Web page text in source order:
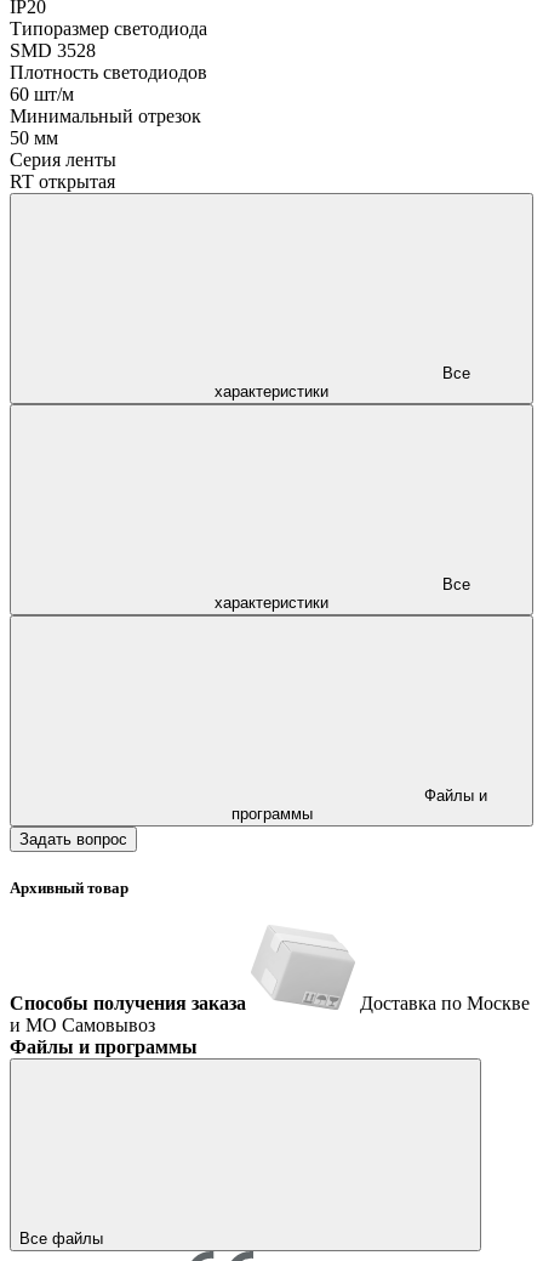
IP20
Типоразмер светодиода
SMD 3528
Плотность светодиодов
60 шт/м
Минимальный отрезок
50 мм
Серия ленты
RT открытая
характеристики
характеристики
программы
Задать вопрос
Архивный товар
Способы получения заказа
Доставка по Москве
и МО Самовывоз
Файлы и программы
Все файлы